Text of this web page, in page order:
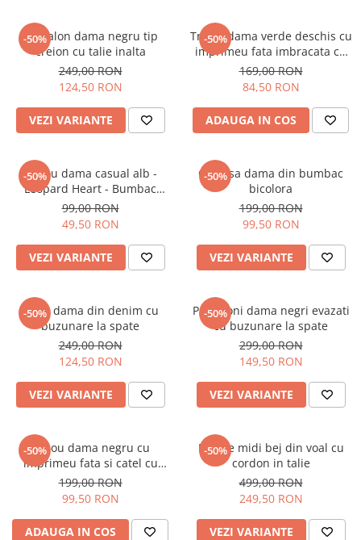
-50%
Pantalon dama negru tip
creion cu talie inalta
249,00 RON
124,50 RON
VEZI VARIANTE
-50%
Tricou dama verde deschis cu
imprimeu fata imbracata cu
alb si inghetata in mana
169,00 RON
84,50 RON
ADAUGA IN COS
-50%
Tricou dama casual alb -
Leopard Heart - Bumbac
Organic
99,00 RON
49,50 RON
VEZI VARIANTE
-50%
Camasa dama din bumbac
bicolora
199,00 RON
99,50 RON
VEZI VARIANTE
-50%
Blugi dama din denim cu
buzunare la spate
249,00 RON
124,50 RON
VEZI VARIANTE
-50%
Pantaloni dama negri evazati
cu buzunare la spate
299,00 RON
149,50 RON
VEZI VARIANTE
-50%
Tricou dama negru cu
imprimeu fata si catel cu
ochelari
199,00 RON
99,50 RON
ADAUGA IN COS
-50%
Rochie midi bej din voal cu
cordon in talie
499,00 RON
249,50 RON
VEZI VARIANTE